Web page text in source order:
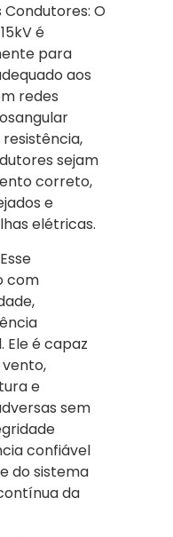
O
é
para
aos
redes
sejam
correto,
e
elétricas.
com
Ele é capaz
e
sem
confiável
do sistema
da